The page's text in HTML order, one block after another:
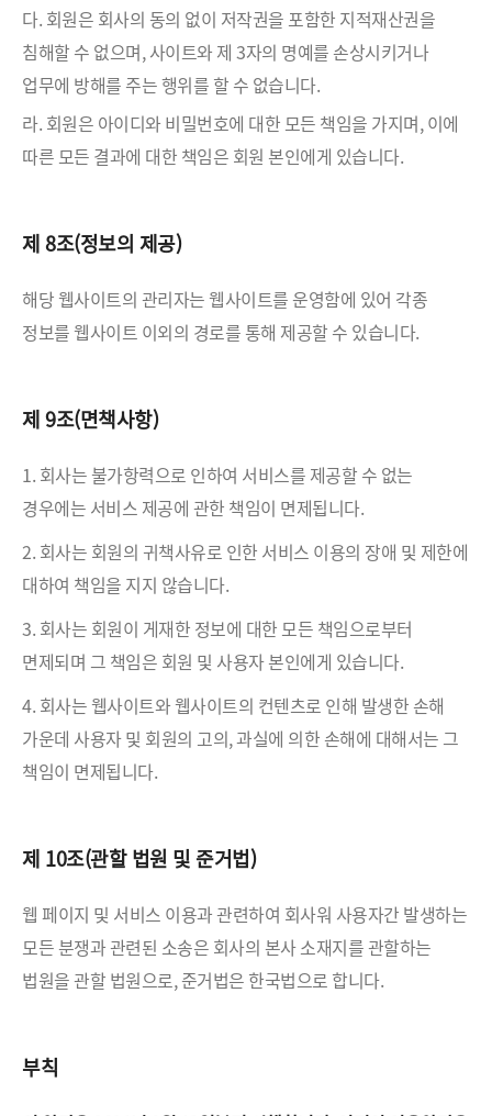
다. 회원은 회사의 동의 없이 저작권을 포함한 지적재산권을
침해할 수 없으며, 사이트와 제 3자의 명예를 손상시키거나
업무에 방해를 주는 행위를 할 수 없습니다.
라. 회원은 아이디와 비밀번호에 대한 모든 책임을 가지며, 이에
따른 모든 결과에 대한 책임은 회원 본인에게 있습니다.
제 8조(정보의 제공)
해당 웹사이트의 관리자는 웹사이트를 운영함에 있어 각종
정보를 웹사이트 이외의 경로를 통해 제공할 수 있습니다.
제 9조(면책사항)
1. 회사는 불가항력으로 인하여 서비스를 제공할 수 없는
경우에는 서비스 제공에 관한 책임이 면제됩니다.
2. 회사는 회원의 귀책사유로 인한 서비스 이용의 장애 및 제한에
대하여 책임을 지지 않습니다.
3. 회사는 회원이 게재한 정보에 대한 모든 책임으로부터
면제되며 그 책임은 회원 및 사용자 본인에게 있습니다.
4. 회사는 웹사이트와 웹사이트의 컨텐츠로 인해 발생한 손해
가운데 사용자 및 회원의 고의, 과실에 의한 손해에 대해서는 그
책임이 면제됩니다.
제 10조(관할 법원 및 준거법)
웹 페이지 및 서비스 이용과 관련하여 회사워 사용자간 발생하는
모든 분쟁과 관련된 소송은 회사의 본사 소재지를관할하는
법원을 관할 법원으로, 준거법은 한국법으로 합니다.
부칙